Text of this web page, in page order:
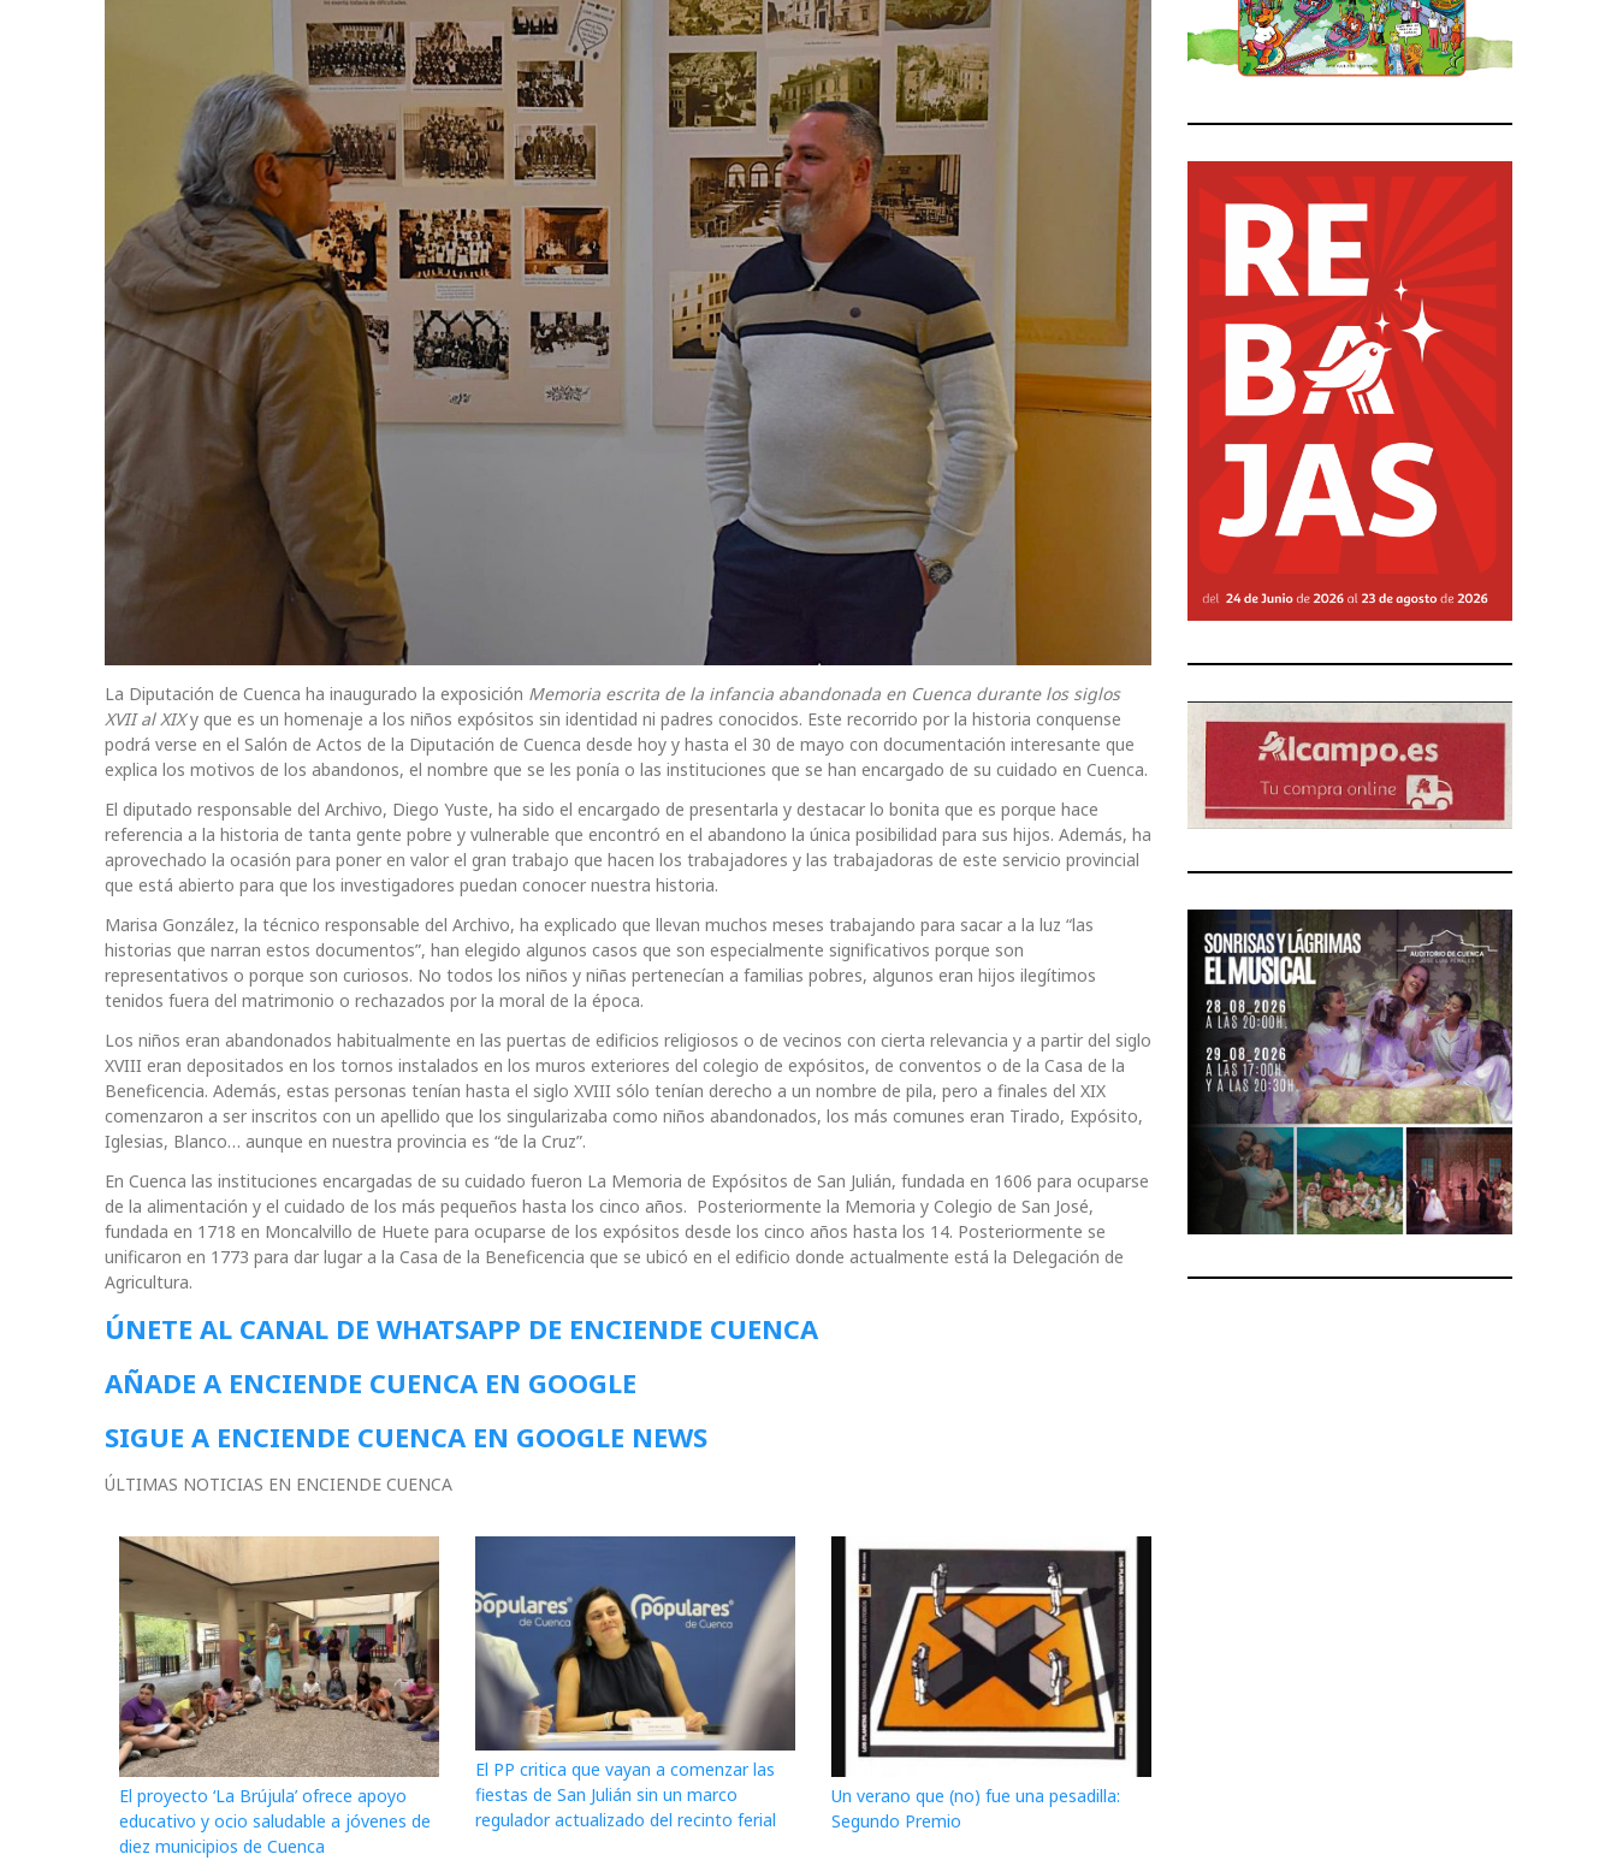
La Diputación de Cuenca ha inaugurado la exposición Memoria escrita de la infancia abandonada en Cuenca durante los siglos
XVII al XIXy que es un homenaje a los niños expósitos sin identidad ni padres conocidos. Este recorrido por la historia conquense
podrá verse en el Salón de Actos de la Diputación de Cuenca desde hoy y hasta el 30 de mayo con documentación interesante que
explica los motivos de los abandonos, el nombre que se les ponía o las instituciones que se han encargado de su cuidado en Cuenca.
El diputado responsable del Archivo, Diego Yuste, ha sido el encargado de presentarla y destacar lo bonita que es porque hace
referencia a la historia de tanta gente pobre y vulnerable que encontró en el abandono la única posibilidad para sus hijos. Además, ha
aprovechado la ocasión para poner en valor el gran trabajo que hacen los trabajadores y las trabajadoras de este servicio provincial
que está abierto para que los investigadores puedan conocer nuestra historia.
Marisa González, la técnico responsable del Archivo, ha explicado que llevan muchos meses trabajando para sacar a la luz “las
historias que narran estos documentos”, han elegido algunos casos que son especialmente significativos porque son
representativos o porque son curiosos. No todos los niños y niñas pertenecían a familias pobres, algunos eran hijos ilegítimos
tenidos fuera del matrimonio o rechazados por la moral de la época.
Los niños eran abandonados habitualmente en las puertas de edificios religiosos o de vecinos con cierta relevancia y a partir del siglo
XVIII eran depositados en los tornos instalados en los muros exteriores del colegio de expósitos, de conventos o de la Casa de la
Beneficencia. Además, estas personas tenían hasta el siglo XVIII sólo tenían derecho a un nombre de pila, pero a finales del XIX
comenzaron a ser inscritos con un apellido que los singularizaba como niños abandonados, los más comunes eran Tirado, Expósito,
Iglesias, Blanco… aunque en nuestra provincia es “de la Cruz”.
En Cuenca las instituciones encargadas de su cuidado fueron La Memoria de Expósitos de San Julián, fundada en 1606 para ocuparse
de la alimentación y el cuidado de los más pequeños hasta los cinco años. Posteriormente la Memoria y Colegio de San José,
fundada en 1718 en Moncalvillo de Huete para ocuparse de los expósitos desde los cinco años hasta los 14. Posteriormente se
unificaron en 1773 para dar lugar a la Casa de la Beneficencia que se ubicó en el edificio donde actualmente está la Delegación de
Agricultura.
ÚNETE AL CANAL DE WHATSAPP DE ENCIENDE CUENCA
AÑADE A ENCIENDE CUENCA EN GOOGLE
SIGUE A ENCIENDE CUENCA EN GOOGLE NEWS
ÚLTIMAS NOTICIAS EN ENCIENDE CUENCA
El proyecto ‘La Brújula’ ofrece apoyo
educativo y ocio saludable a jóvenes de
diez municipios de Cuenca
El PP critica que vayan a comenzar las
fiestas de San Julián sin un marco
regulador actualizado del recinto ferial
Un verano que (no) fue una pesadilla:
Segundo Premio